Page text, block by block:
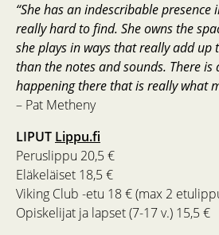
“She has an indescribable
really hard to find. She owns the
she plays in ways that really add up
than the notes and sounds. There
happening there that is really what
– Pat Metheny
LIPUT Lippu.fi
Peruslippu 20,5 €
Eläkeläiset 18,5 €
Viking Club -etu 18 € (max 2
Opiskelijat ja lapset (7-17 v.) 15,5 €